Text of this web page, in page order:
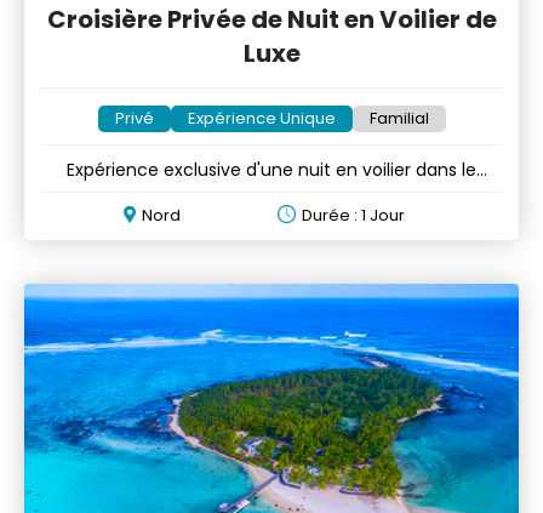
Croisière Privée de Nuit en Voilier de
Luxe
Privé Expérience Unique Familial
Expérience exclusive d'une nuit en voilier dans le
Nord Durée : 1 Jour